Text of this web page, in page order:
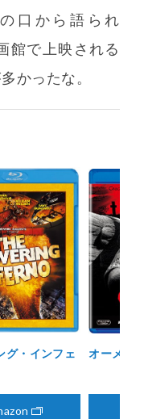
口から語られ
館で上映される
かったな。
グ・インフェ
オーメン